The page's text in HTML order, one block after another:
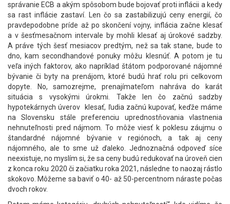
správanie ECB a akým spôsobom bude bojovať proti inflácii a kedy
sa rast inflácie zastaví. Len čo sa zastabilizujú ceny energií, čo
pravdepodobne príde až po skončení vojny, inflácia začne klesať
a v šesťmesačnom intervale by mohli klesať aj úrokové sadzby.
A práve tých šesť mesiacov predtým, než sa tak stane, bude to
dno, kam secondhandové ponuky môžu klesnúť. A potom je tu
veľa iných faktorov, ako napríklad štátom podporované nájomné
bývanie či byty na prenájom, ktoré budú hrať rolu pri celkovom
dopyte. No, samozrejme, prenajímateľom nahráva do karát
situácia s vysokými úrokmi. Takže len čo začnú sadzby
hypotekárnych úverov klesať, ľudia začnú kupovať, keďže máme
na Slovensku stále preferenciu uprednostňovania vlastnenia
nehnuteľnosti pred nájmom. To môže viesť k poklesu záujmu o
štandardné nájomné bývanie v regiónoch, a tak aj ceny
nájomného, ale to sme už ďaleko. Jednoznačná odpoveď síce
neexistuje, no myslím si, že sa ceny budú redukovať na úroveň cien
z konca roku 2020 či začiatku roka 2021, následne to naozaj rástlo
skokovo. Môžeme sa baviť o 40- až 50-percentnom náraste počas
dvoch rokov.